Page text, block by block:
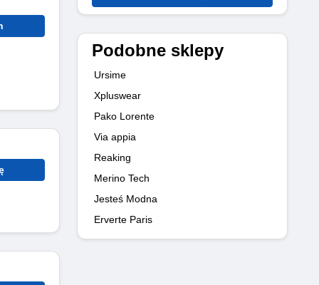
Podobne sklepy
Ursime
Xpluswear
Pako Lorente
Via appia
Reaking
Merino Tech
Jesteś Modna
Erverte Paris